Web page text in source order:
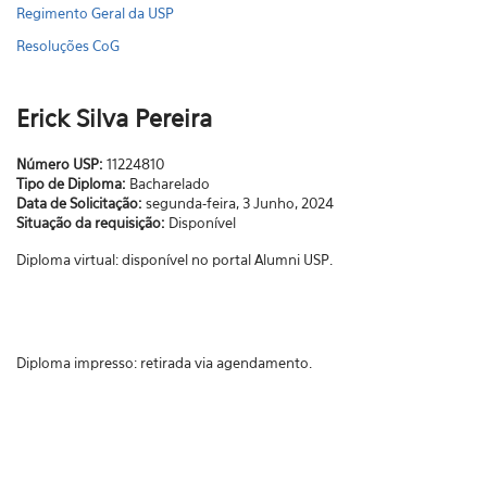
Regimento Geral da USP
Resoluções CoG
Erick Silva Pereira
Número USP: 11224810
Tipo de Diploma: Bacharelado
Data de Solicitação: segunda-feira, 3 Junho, 2024
Situação da requisição: Disponível
Diploma virtual: disponível no portal Alumni USP.
Diploma impresso: retirada via agendamento.